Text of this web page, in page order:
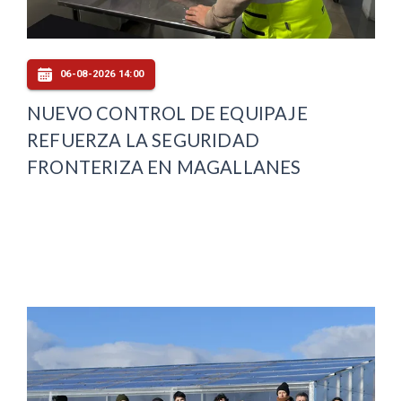
06-08-2026 14:00
NUEVO CONTROL DE EQUIPAJE
REFUERZA LA SEGURIDAD
FRONTERIZA EN MAGALLANES